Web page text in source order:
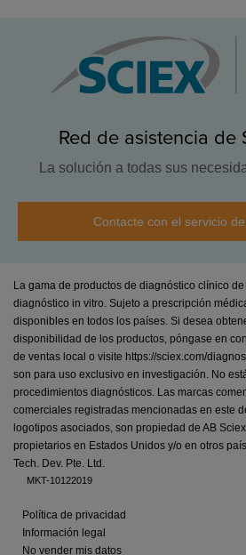
Red de asistencia de
La solución a todas sus
Contacte con el servicio
La gama de productos de diagnóstico clínico
diagnóstico in vitro. Sujeto a prescripción
disponibles en todos los países. Si desea
disponibilidad de los productos, póngase en
de ventas local o visite https://sciex.com/
son para uso exclusivo en investigación. No
procedimientos diagnósticos. Las marcas
comerciales registradas mencionadas en este
logotipos asociados, son propiedad de AB
propietarios en Estados Unidos y/o en otros
Tech. Dev. Pte. Ltd.
MKT-10122019
Política de privacidad
Información legal
No vender mis datos